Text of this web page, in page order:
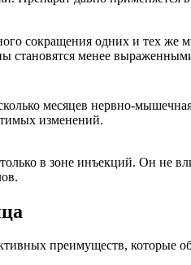
сокращения одних и тех же
становятся менее
месяцев нервно-
изменений.
в зоне инъекций. Он не
преимуществ, которые